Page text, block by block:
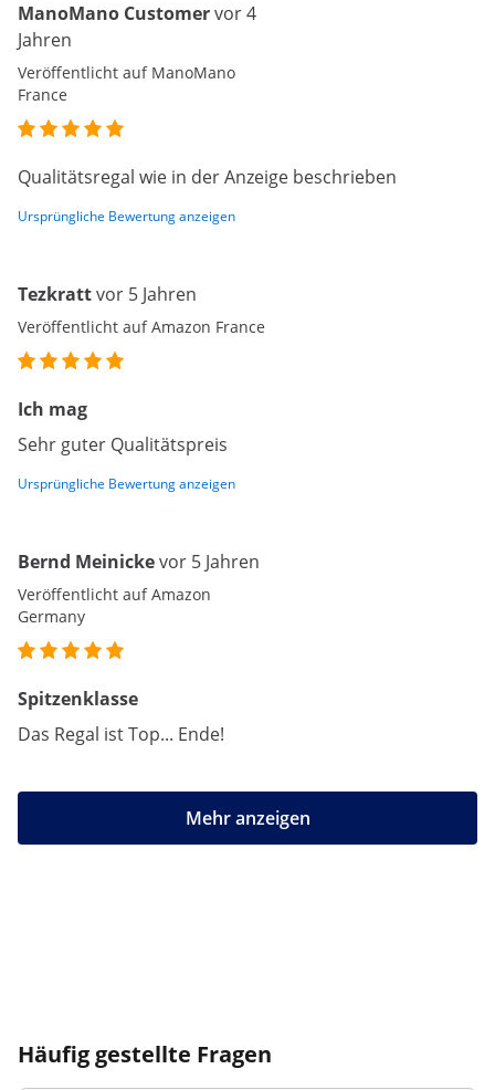
ManoMano Customervor 4
Jahren
Veröffentlicht auf ManoMano
France
Qualitätsregal wie in der Anzeige beschrieben
Ursprüngliche Bewertung anzeigen
Tezkrattvor 5 Jahren
Veröffentlicht auf Amazon France
Ich mag
Sehr guter Qualitätspreis
Ursprüngliche Bewertung anzeigen
Bernd Meinickevor 5 Jahren
Veröffentlicht auf Amazon
Germany
Spitzenklasse
Das Regal ist Top... Ende!
Mehr anzeigen
Häufig gestellte Fragen